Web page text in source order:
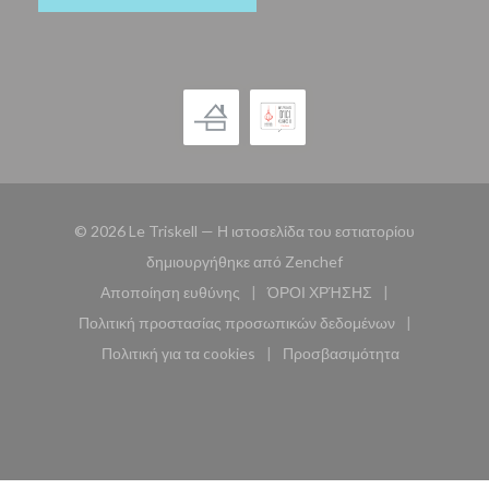
© 2026 Le Triskell — Η ιστοσελίδα του εστιατορίου
δημιουργήθηκε από Zenchef((ανοίγει σε νέο
Αποποίηση ευθύνης
((ανοίγει σε νέο παράθυρο))
ΌΡΟΙ ΧΡΉΣΗΣ
((ανοίγει σε νέο
Πολιτική προστασίας προσωπικών δεδομένων
((ανοίγει σε νέο παράθυρο))
Πολιτική για τα cookies
((ανοίγει σε νέο παράθυρο))
Προσβασιμότητα
((ανοίγει σε νέο